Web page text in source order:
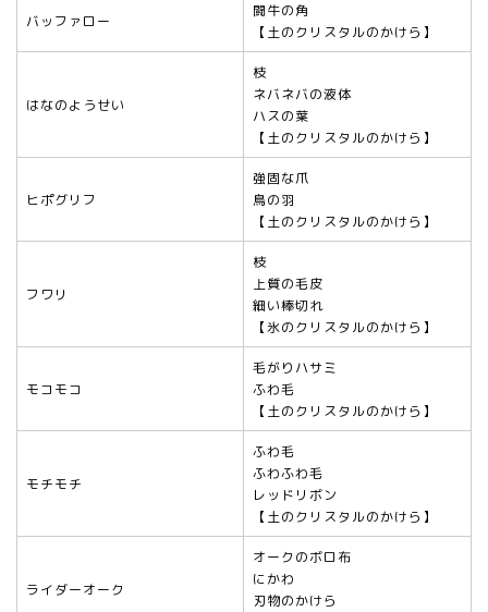
バッファロー
闘牛の角
【土のクリスタルのかけら】
はなのようせい
枝
ネバネバの液体
ハスの葉
【土のクリスタルのかけら】
ヒポグリフ
強固な爪
鳥の羽
【土のクリスタルのかけら】
フワリ
枝
上質の毛皮
細い棒切れ
【氷のクリスタルのかけら】
モコモコ
毛がりハサミ
ふわ毛
【土のクリスタルのかけら】
モチモチ
ふわ毛
ふわふわ毛
レッドリボン
【土のクリスタルのかけら】
ライダーオーク
オークのボロ布
にかわ
刃物のかけら